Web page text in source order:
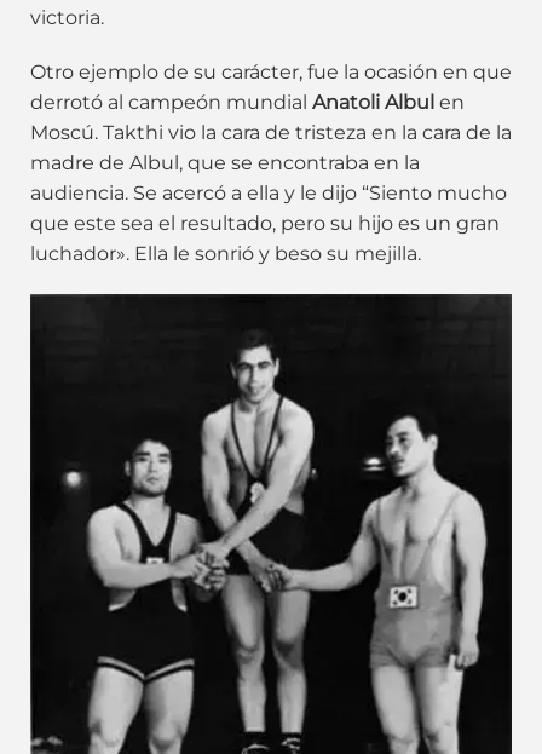
victoria.
Otro ejemplo de su carácter, fue la ocasión en que
derrotó al campeón mundial Anatoli Albul en
Moscú. Takthi vio la cara de tristeza en la cara de la
madre de Albul, que se encontraba en la
audiencia. Se acercó a ella y le dijo “Siento mucho
que este sea el resultado, pero su hijo es un gran
luchador». Ella le sonrió y beso su mejilla.